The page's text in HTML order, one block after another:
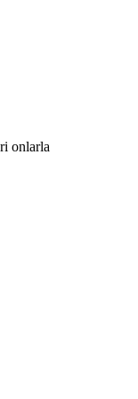
onlarla